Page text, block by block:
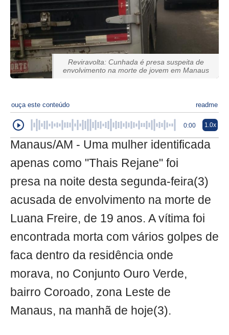
Reviravolta: Cunhada é presa suspeita de
envolvimento na morte de jovem em Manaus
ouça este conteúdo readme
0:00 1.0x
Manaus/AM - Uma mulher identificada
apenas como "Thais Rejane" foi
presa na noite desta segunda-feira(3)
acusada de envolvimento na morte de
Luana Freire, de 19 anos. A vítima foi
encontrada morta com vários golpes de
faca dentro da residência onde
morava, no Conjunto Ouro Verde,
bairro Coroado, zona Leste de
Manaus, na manhã de hoje(3).